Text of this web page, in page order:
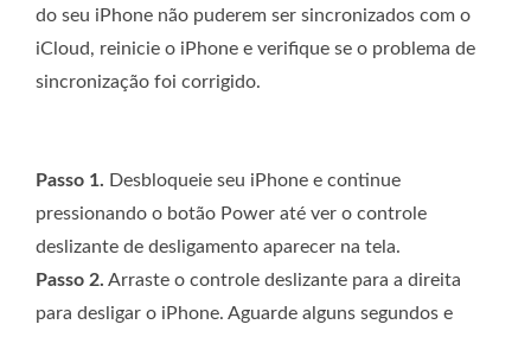
do seu iPhone não puderem ser sincronizados com o
iCloud, reinicie o iPhone e verifique se o problema de
sincronização foi corrigido.
Passo 1. Desbloqueie seu iPhone e continue
pressionando o botão Power até ver o controle
deslizante de desligamento aparecer na tela.
Passo 2. Arraste o controle deslizante para a direita
para desligar o iPhone. Aguarde alguns segundos e